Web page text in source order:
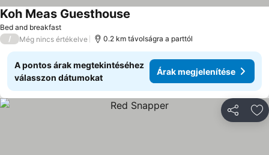
Bed and breakfast
Koh Meas Guesthouse
/ Még nincs értékelve 0.2 km távolságra a parttól
A pontos árak megtekintéséhez
válasszon dátumokat
Árak megjelenítése